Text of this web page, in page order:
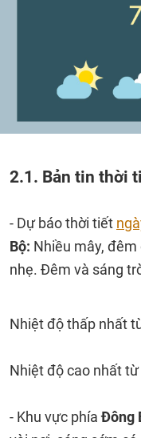
2.1. Bản tin thời
- Dự báo thời tiết
Bộ: Nhiều mây, đêm
nhẹ. Đêm và sáng
Nhiệt độ thấp nhất
Nhiệt độ cao nhất
- Khu vực phíaĐông